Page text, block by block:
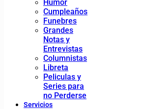
Humor
Cumpleaños
Funebres
Grandes
Notas y
Entrevistas
Columnistas
Libreta
Peliculas y
Series para
no Perderse
Servicios